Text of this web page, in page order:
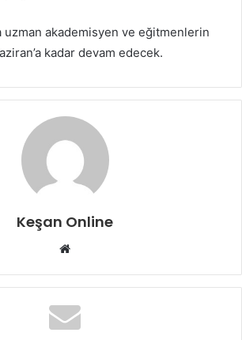
uzman akademisyen ve eğitmenlerin
kadar devam edecek.
Keşan Online
Web